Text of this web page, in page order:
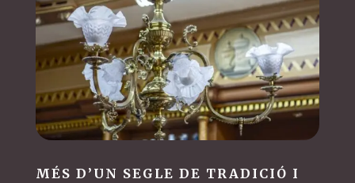
MÉS D’UN SEGLE DE TRADICIÓ I